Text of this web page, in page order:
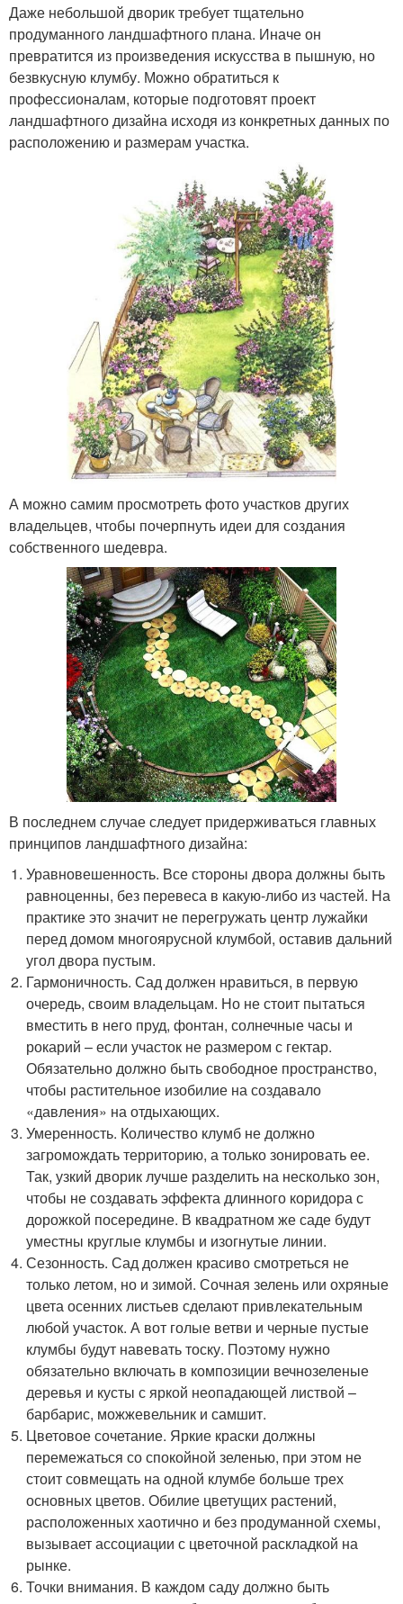
Даже небольшой дворик требует тщательно
продуманного ландшафтного плана. Иначе он
превратится из произведения искусства в пышную, но
безвкусную клумбу. Можно обратиться к
профессионалам, которые подготовят проект
ландшафтного дизайна исходя из конкретных данных по
расположению и размерам участка.
А можно самим просмотреть фото участков других
владельцев, чтобы почерпнуть идеи для создания
собственного шедевра.
В последнем случае следует придерживаться главных
принципов ландшафтного дизайна:
Уравновешенность. Все стороны двора должны быть
равноценны, без перевеса в какую-либо из частей. На
практике это значит не перегружать центр лужайки
перед домом многоярусной клумбой, оставив дальний
угол двора пустым.
Гармоничность. Сад должен нравиться, в первую
очередь, своим владельцам. Но не стоит пытаться
вместить в него пруд, фонтан, солнечные часы и
рокарий – если участок не размером с гектар.
Обязательно должно быть свободное пространство,
чтобы растительное изобилие на создавало
«давления» на отдыхающих.
Умеренность. Количество клумб не должно
загромождать территорию, а только зонировать ее.
Так, узкий дворик лучше разделить на несколько зон,
чтобы не создавать эффекта длинного коридора с
дорожкой посередине. В квадратном же саде будут
уместны круглые клумбы и изогнутые линии.
Сезонность. Сад должен красиво смотреться не
только летом, но и зимой. Сочная зелень или охряные
цвета осенних листьев сделают привлекательным
любой участок. А вот голые ветви и черные пустые
клумбы будут навевать тоску. Поэтому нужно
обязательно включать в композиции вечнозеленые
деревья и кусты с яркой неопадающей листвой –
барбарис, можжевельник и самшит.
Цветовое сочетание. Яркие краски должны
перемежаться со спокойной зеленью, при этом не
стоит совмещать на одной клумбе больше трех
основных цветов. Обилие цветущих растений,
расположенных хаотично и без продуманной схемы,
вызывает ассоциации с цветочной раскладкой на
рынке.
Точки внимания. В каждом саду должно быть